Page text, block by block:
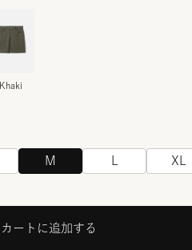
Khaki
M XL
カートに追加する